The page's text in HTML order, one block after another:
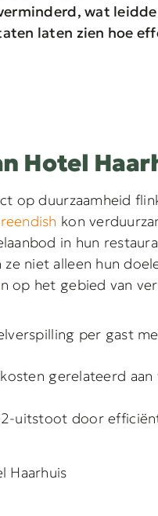
wat
laten zien hoe
Hotel
op duurzaamheid
kon
in hun
niet alleen hun
op het gebied van
per gast
gerelateerd aan
uitstoot door
Haarhuis